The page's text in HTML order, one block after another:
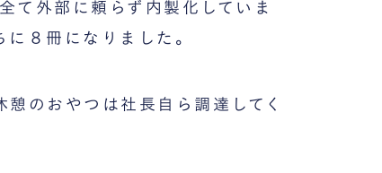
て外部に頼らず内製化していま
８冊になりました。
のおやつは社長自ら調達してく